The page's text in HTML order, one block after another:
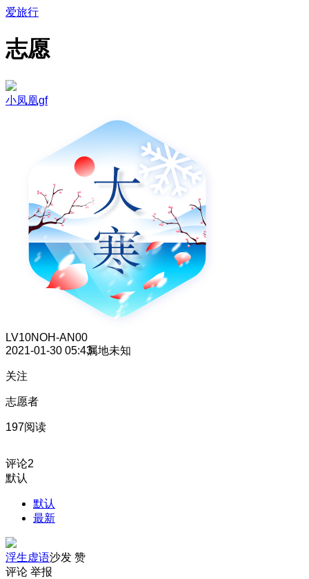
爱旅行
志愿
小凤凰gf
LV10NOH-AN00
2021-01-30 05:43属地未知
关注
志愿者
197阅读
评论2
默认
默认
最新
浮生虚语沙发 赞
评论 举报